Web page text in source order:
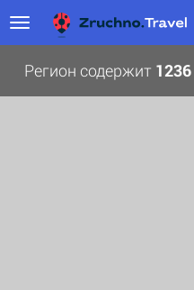
Регион содержит 1236